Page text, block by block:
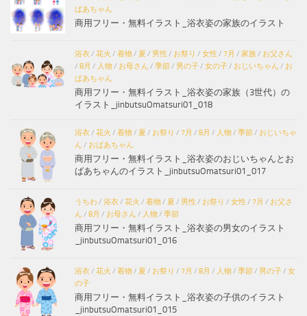
ばあちゃん
商用フリー・無料イラスト_浴衣姿の家族のイラスト
浴衣/ 花火 / 着物/ 夏 / 男性 / お祭り / 女性 / 7月 / 家族/ お父さん
/ 8月 / 人物/ お母さん / 季節/ 男の子/ 女の子/ おじいちゃん / お
ばあちゃん
商用フリー・無料イラスト_浴衣姿の家族（3世代）の
イラスト_jinbutsuOmatsuri01_018
浴衣/ 花火 / 着物/ 夏 / お祭り / 7月 / 8月 / 人物/ 季節/ おじいちゃ
ん / おばあちゃん
商用フリー・無料イラスト_浴衣姿のおじいちゃんとお
ばあちゃんのイラスト_jinbutsuOmatsuri01_017
うちわ/ 浴衣/ 花火 / 着物/ 夏 / 男性 / お祭り / 女性 / 7月 / お父さ
ん / 8月 / お母さん / 人物/ 季節
商用フリー・無料イラスト_浴衣姿の男女のイラスト
_jinbutsuOmatsuri01_016
浴衣/ 花火 / 着物/ 夏 / お祭り / 7月 / 8月 / 人物/ 季節/ 男の子/ 女
の子
商用フリー・無料イラスト_浴衣姿の子供のイラスト
_jinbutsuOmatsuri01_015